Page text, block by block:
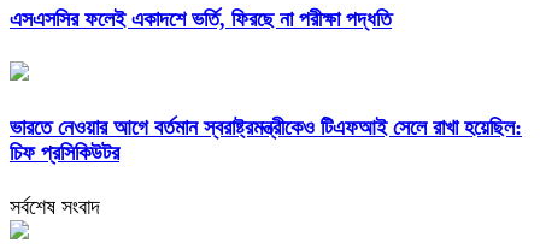
এসএসসির ফলেই একাদশে ভর্তি, ফিরছে না পরীক্ষা পদ্ধতি
ভারতে নেওয়ার আগে বর্তমান স্বরাষ্ট্রমন্ত্রীকেও টিএফআই সেলে রাখা হয়েছিল:
চিফ প্রসিকিউটর
সর্বশেষ সংবাদ